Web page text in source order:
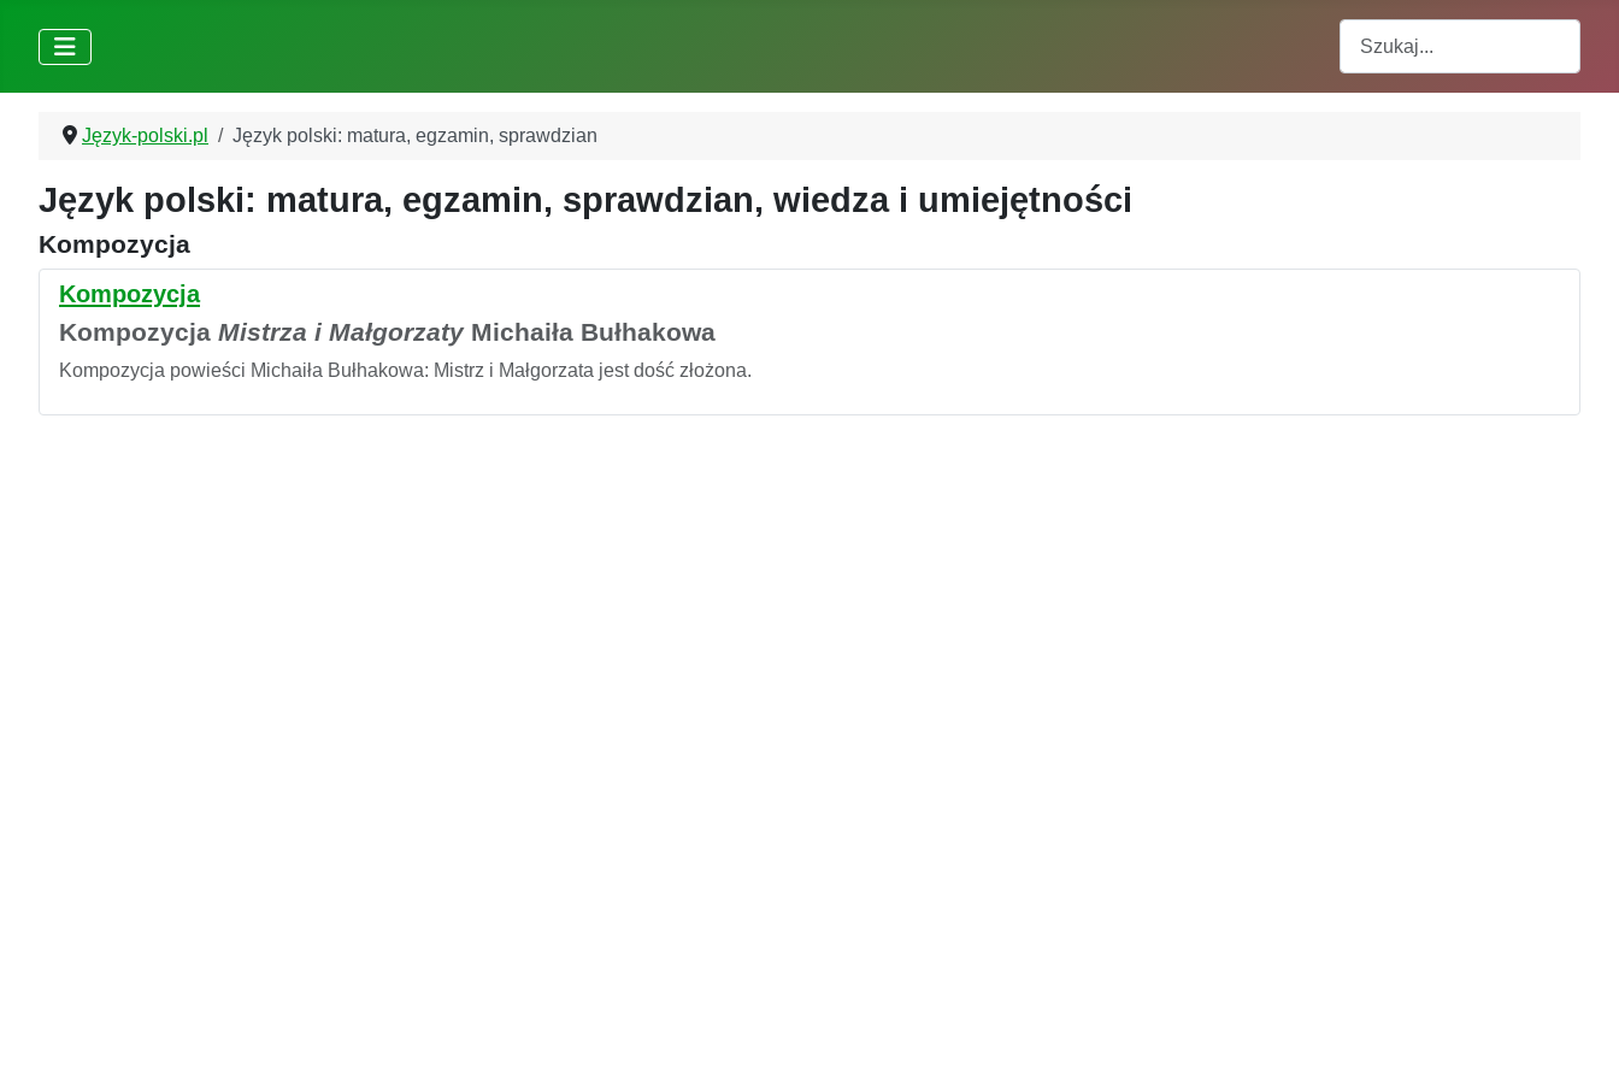
Język-polski.pl Język polski: matura, egzamin, sprawdzian
Język polski: matura, egzamin, sprawdzian, wiedza i umiejętności
Kompozycja
Kompozycja
Kompozycja Mistrza i MałgorzatyMichaiła Bułhakowa
Kompozycja powieści Michaiła Bułhakowa: Mistrz i Małgorzata jest dość złożona.